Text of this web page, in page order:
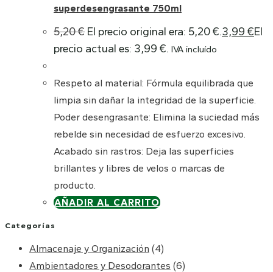
superdesengrasante 750ml
5,20€ El precio original era: 5,20 €.3,99 €El
precio actual es: 3,99 €. IVA incluído
Respeto al material: Fórmula equilibrada que
limpia sin dañar la integridad de la superficie.
Poder desengrasante: Elimina la suciedad más
rebelde sin necesidad de esfuerzo excesivo.
Acabado sin rastros: Deja las superficies
brillantes y libres de velos o marcas de
producto.
AÑADIR AL CARRITO
Categorías
Almacenaje y Organización (4)
Ambientadores y Desodorantes (6)